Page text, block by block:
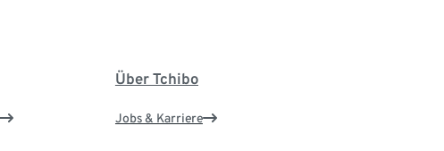
Über Tchibo
Jobs & Karriere